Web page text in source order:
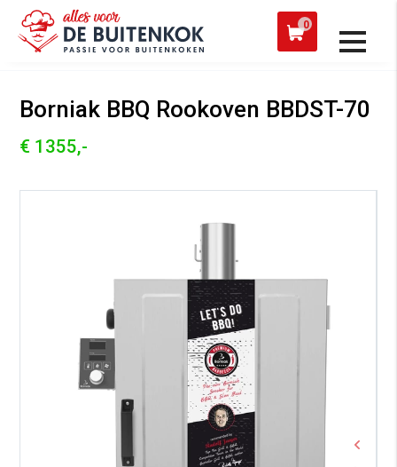
0
werkdag verzonden
Alle producten
Borniak BBQ Rookoven BBDST-70
€ 1355,-